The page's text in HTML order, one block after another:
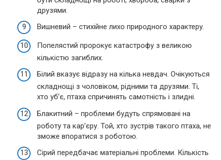
друзями.
Вишневий – стихійне лихо природного характеру.
Попелястий пророкує катастрофу з великою
кількістю загиблих.
Білий вказує відразу на кілька невдач. Очікуються
складнощі з чоловіком, рідними та друзями. Ті,
хто уб’є, птаха спричинять самотність і злидні.
Блакитний – проблеми будуть спрямовані на
роботу та кар’єру. Той, хто зустрів такого птаха, не
зможе впоратися з роботою.
Сірий передбачає матеріальні проблеми. Кількість